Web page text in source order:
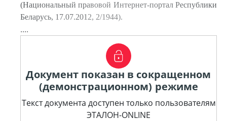
(Национальный правовой Интернет-портал Республики
Беларусь, 17.07.2012, 2/1944).
....
Документ показан в сокращенном
(демонстрационном) режиме
Текст документа доступен только пользователям
ЭТАЛОН-ONLINE